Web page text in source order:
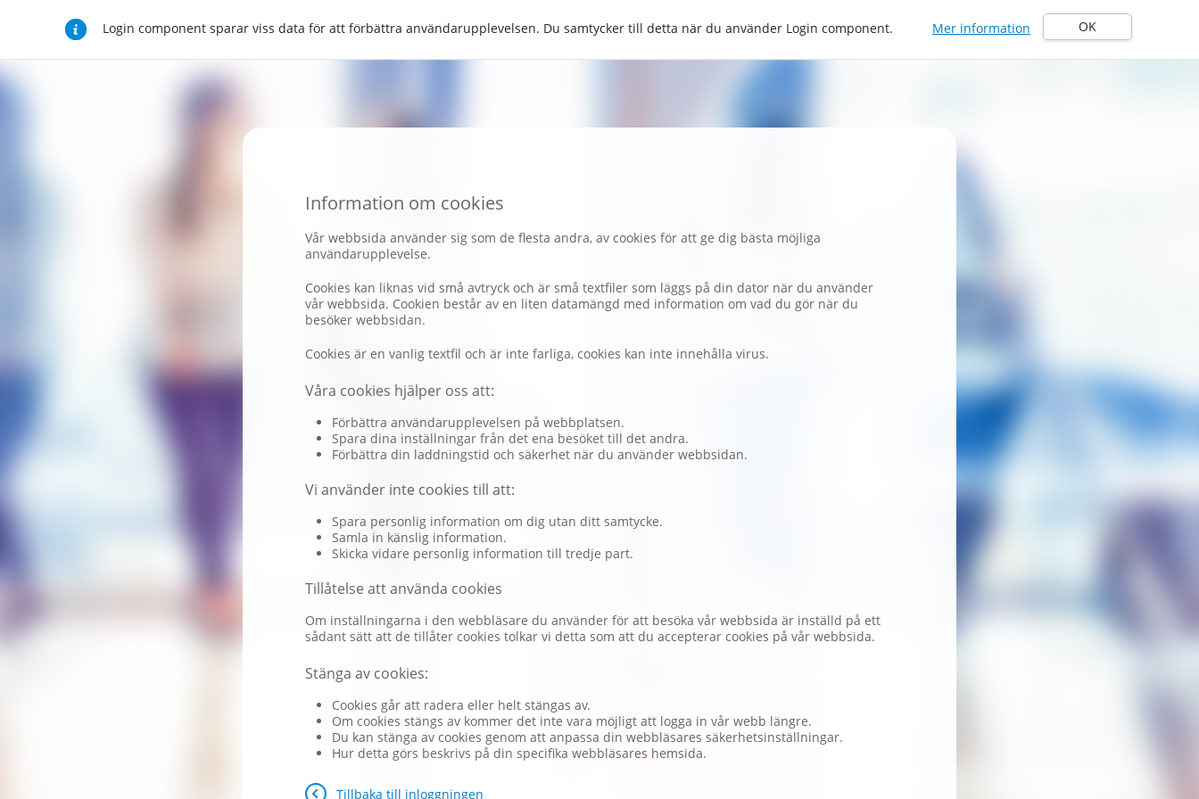
Login component sparar viss data för att förbättra användarupplevelsen. Du samtycker till detta när du använder Login component. Mer information OK
Information om cookies
Vår webbsida använder sig som de flesta andra, av cookies för att ge dig bästa möjliga
användarupplevelse.
Cookies kan liknas vid små avtryck och är små textfiler som läggs på din dator när du använder
vår webbsida. Cookien består av en liten datamängd med information om vad du gör när du
besöker webbsidan.
Cookies är en vanlig textfil och är inte farliga, cookies kan inte innehålla virus.
Våra cookies hjälper oss att:
Förbättra användarupplevelsen på webbplatsen.
Spara dina inställningar från det ena besöket till det andra.
Förbättra din laddningstid och säkerhet när du använder webbsidan.
Vi använder inte cookies till att:
Spara personlig information om dig utan ditt samtycke.
Samla in känslig information.
Skicka vidare personlig information till tredje part.
Tillåtelse att använda cookies
Om inställningarna i den webbläsare du använder för att besöka vår webbsida är inställd på ett
sådant sätt att de tillåter cookies tolkar vi detta som att du accepterar cookies på vår webbsida.
Stänga av cookies:
Cookies går att radera eller helt stängas av.
Om cookies stängs av kommer det inte vara möjligt att logga in vår webb längre.
Du kan stänga av cookies genom att anpassa din webbläsares säkerhetsinställningar.
Hur detta görs beskrivs på din specifika webbläsares hemsida.
Tillbaka till inloggningen